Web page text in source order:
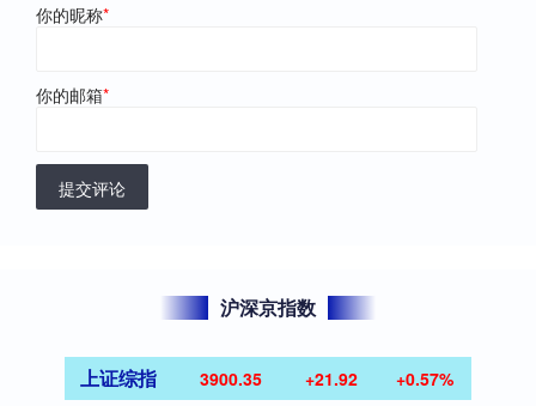
你的昵称*
你的邮箱*
提交评论
沪深京指数
上证综指 3900.35 +21.92 +0.57%